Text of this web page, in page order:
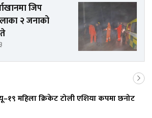
जिप
२ जनाको
महिला क्रिकेट टोली एशिया कपमा छनोट